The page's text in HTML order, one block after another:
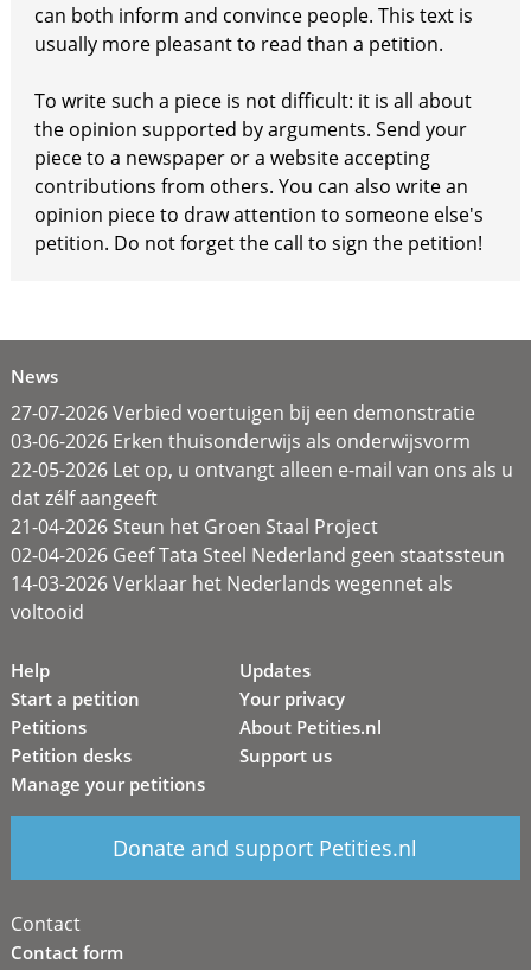
can both inform and convince people. This text is
usually more pleasant to read than a petition.
To write such a piece is not difficult: it is all about
the opinion supported by arguments. Send your
piece to a newspaper or a website accepting
contributions from others. You can also write an
opinion piece to draw attention to someone else's
petition. Do not forget the call to sign the petition!
News
27-07-2026 Verbied voertuigen bij een demonstratie
03-06-2026 Erken thuisonderwijs als onderwijsvorm
22-05-2026 Let op, u ontvangt alleen e-mail van ons als u
dat zélf aangeeft
21-04-2026 Steun het Groen Staal Project
02-04-2026 Geef Tata Steel Nederland geen staatssteun
14-03-2026 Verklaar het Nederlands wegennet als
voltooid
Help
Start a petition
Petitions
Petition desks
Manage your petitions
Updates
Your privacy
About Petities.nl
Support us
Donate and support Petities.nl
Contact
Contact form